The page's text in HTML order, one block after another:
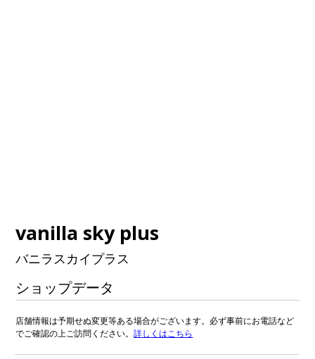
vanilla sky plus
バニラスカイプラス
ショップデータ
店舗情報は予期せぬ変更等ある場合がございます。必ず事前にお電話など
でご確認の上ご訪問ください。詳しくはこちら